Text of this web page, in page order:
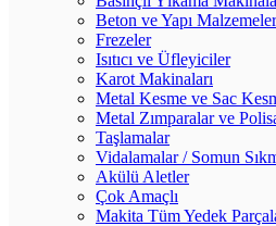
Beton ve Yapı
Frezeler
Isıtıcı ve Üfleyiciler
Karot Makinaları
Metal Kesme ve Sac
Metal Zımparalar ve
Taşlamalar
Vidalamalar / Somun
Akülü Aletler
Çok Amaçlı
Makita Tüm Yedek